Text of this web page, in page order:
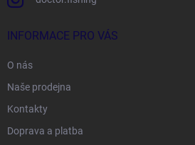
INFORMACE PRO VÁS
O nás
Naše prodejna
Kontakty
Doprava a platba